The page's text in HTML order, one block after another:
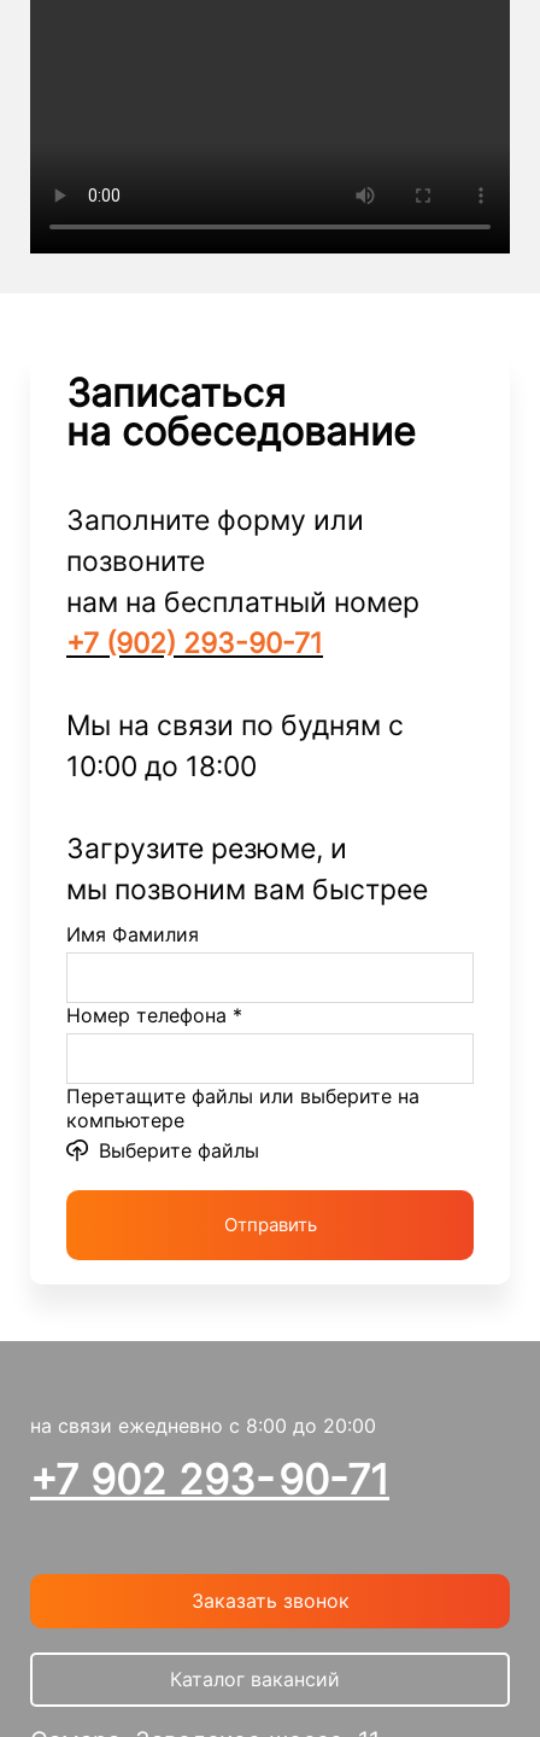
Записаться
на собеседование
Заполните форму или
позвоните
нам на бесплатный номер
+7 (902) 293-90-71
Мы на связи по будням с
10:00 до 18:00
Загрузите резюме, и
мы позвоним вам быстрее
Имя Фамилия
Номер телефона *
Перетащите файлы или выберите на
компьютере
Выберите файлы
Отправить
на связи ежедневно c 8:00 до 20:00
+7 902 293- 90-71
Заказать звонок
Каталог вакансий